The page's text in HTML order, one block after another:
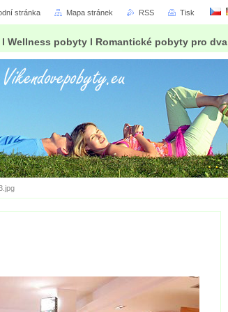
Wellness pobyty l Romantické pobyty pro dva
stránka Mapa stránek RSS Tisk